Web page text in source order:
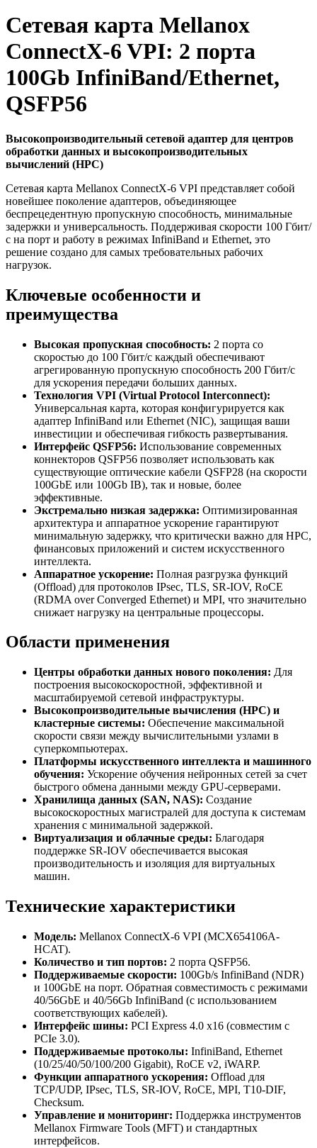
Сетевая карта Mellanox
ConnectX-6 VPI: 2 порта
100Gb InfiniBand/Ethernet,
QSFP56
Высокопроизводительный сетевой адаптер для центров
обработки данных и высокопроизводительных
вычислений (HPC)
Сетевая карта Mellanox ConnectX-6 VPI представляет собой
новейшее поколение адаптеров, объединяющее
беспрецедентную пропускную способность, минимальные
задержки и универсальность. Поддерживая скорости 100 Гбит/
с на порт и работу в режимах InfiniBand и Ethernet, это
решение создано для самых требовательных рабочих
нагрузок.
Ключевые особенности и
преимущества
Высокая пропускная способность: 2 порта со
скоростью до 100 Гбит/с каждый обеспечивают
агрегированную пропускную способность 200 Гбит/с
для ускорения передачи больших данных.
Технология VPI (Virtual Protocol Interconnect):
Универсальная карта, которая конфигурируется как
адаптер InfiniBand или Ethernet (NIC), защищая ваши
инвестиции и обеспечивая гибкость развертывания.
Интерфейс QSFP56: Использование современных
коннекторов QSFP56 позволяет использовать как
существующие оптические кабели QSFP28 (на скорости
100GbE или 100Gb IB), так и новые, более
эффективные.
Экстремально низкая задержка: Оптимизированная
архитектура и аппаратное ускорение гарантируют
минимальную задержку, что критически важно для HPC,
финансовых приложений и систем искусственного
интеллекта.
Аппаратное ускорение: Полная разгрузка функций
(Offload) для протоколов IPsec, TLS, SR-IOV, RoCE
(RDMA over Converged Ethernet) и MPI, что значительно
снижает нагрузку на центральные процессоры.
Области применения
Центры обработки данных нового поколения: Для
построения высокоскоростной, эффективной и
масштабируемой сетевой инфраструктуры.
Высокопроизводительные вычисления (HPC) и
кластерные системы: Обеспечение максимальной
скорости связи между вычислительными узлами в
суперкомпьютерах.
Платформы искусственного интеллекта и машинного
обучения: Ускорение обучения нейронных сетей за счет
быстрого обмена данными между GPU-серверами.
Хранилища данных (SAN, NAS): Создание
высокоскоростных магистралей для доступа к системам
хранения с минимальной задержкой.
Виртуализация и облачные среды: Благодаря
поддержке SR-IOV обеспечивается высокая
производительность и изоляция для виртуальных
машин.
Технические характеристики
Модель: Mellanox ConnectX-6 VPI (MCX654106A-
HCAT).
Количество и тип портов: 2 порта QSFP56.
Поддерживаемые скорости: 100Gb/s InfiniBand (NDR)
и 100GbE на порт. Обратная совместимость с режимами
40/56GbE и 40/56Gb InfiniBand (с использованием
соответствующих кабелей).
Интерфейс шины: PCI Express 4.0 x16 (совместим с
PCIe 3.0).
Поддерживаемые протоколы: InfiniBand, Ethernet
(10/25/40/50/100/200 Gigabit), RoCE v2, iWARP.
Функции аппаратного ускорения: Offload для
TCP/UDP, IPsec, TLS, SR-IOV, RoCE, MPI, T10-DIF,
Checksum.
Управление и мониторинг: Поддержка инструментов
Mellanox Firmware Tools (MFT) и стандартных
интерфейсов.